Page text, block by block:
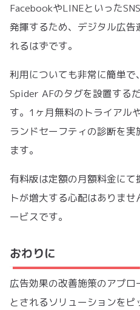
FacebookやLINEといった
発揮するため、デジタル広告
れるはずです。
利用についても非常に簡単で
Spider AFのタグを設置する
す。1ヶ月無料のトライアル
ランドセーフティの診断を
ます。
有料版は定額の月額料金に
トが増大する心配はありま
ービスです。
おわりに
広告効果の改善施策のアプ
とされるソリューションを